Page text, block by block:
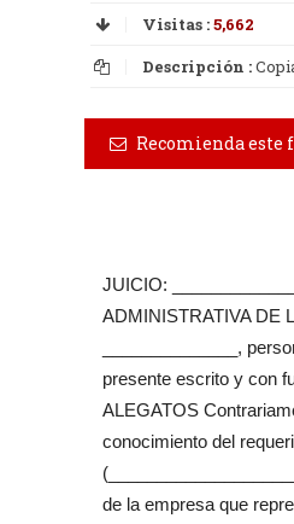
Visitas :5,662
Descripción :
Recomienda este
JUICIO:
ADMINISTRATIVA DE
______________,
presente escrito y con
ALEGATOS
conocimiento del
de la empresa que